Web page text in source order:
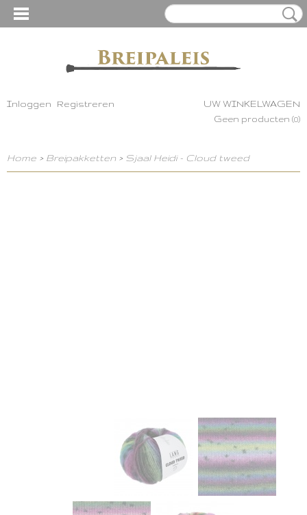
Inloggen Registreren UW WINKELWAGEN
Geen producten (0)
Home > Breipakketten > Sjaal Heidi - Cloud tweed